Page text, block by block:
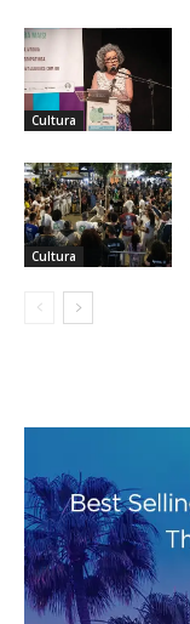
Cultura
Cultura